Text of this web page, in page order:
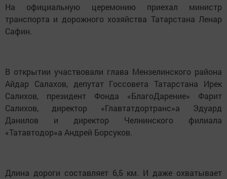
На официальную церемонию приехал министр
транспорта и дорожного хозяйства Татарстана Ленар
Сафин.
В открытии участвовали глава Мензелинского района
Айдар Салахов, депутат Госсовета Татарстана Ирек
Салихов, президент Фонда «БлагоДарение» Фарит
Салихов, директор «Главтатдортранс»а Эдуард
Данилов и директор Челнинского филиала
«Татавтодор»а Андрей Борсуков.
Длина дороги составляет 6,5 км. И даже охватывает